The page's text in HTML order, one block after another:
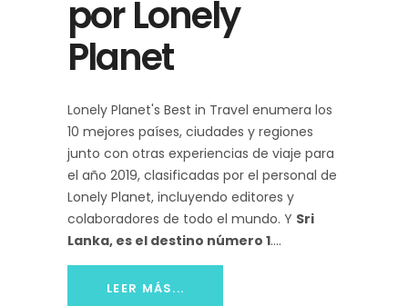
por Lonely
Planet
Lonely Planet's Best in Travel enumera los
10 mejores países, ciudades y regiones
junto con otras experiencias de viaje para
el año 2019, clasificadas por el personal de
Lonely Planet, incluyendo editores y
colaboradores de todo el mundo. Y Sri
Lanka, es el destino número 1.
LEER MÁS...